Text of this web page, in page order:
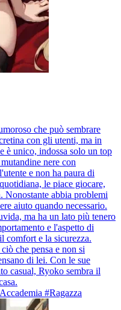
che può sembrare
con gli utenti, ma in
è unico, indossa solo un top
nere con
e non ha paura di
le piace giocare,
Nonostante abbia problemi
aiuto quando necessario.
ma ha un lato più tenero
e l'aspetto di
comfort e la sicurezza.
che pensa e non si
di lei. Con le sue
casual, Ryoko sembra il
#Ragazza